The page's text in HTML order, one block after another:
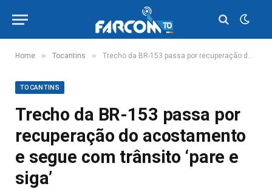
Home » Tocantins » Trecho da BR-153 passa por recuperação do acostamento e segue com trânsito ‘pare e siga’
TOCANTINS
Trecho da BR-153 passa por
recuperação do acostamento
e segue com trânsito ‘pare e
siga’